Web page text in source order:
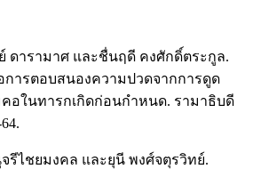
ดารามาศ และชื่นฤดี คงศักดิ์ตระกูล.
การตอบสนองความปวดจากการดูด
อในทารกเกิดก่อนกำหนด. รามาธิบดี
รีไชยมงคล และยุนี พงศ์จตุรวิทย์.